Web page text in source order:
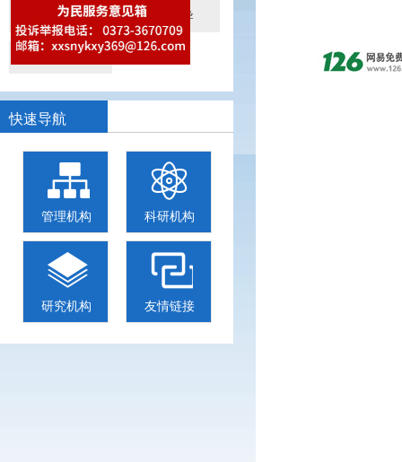
院情简介 现任领导
院所导航
快速导航
管理机构 科研机构
研究机构 友情链接